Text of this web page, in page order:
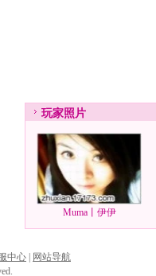
玩家照片
Muma丨伊伊
中心
网站导航